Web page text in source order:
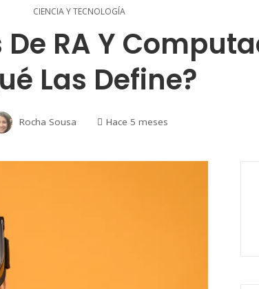
CIENCIA Y TECNOLOGÍA
RA Y
Las Define?
Rocha Sousa Hace 5 meses